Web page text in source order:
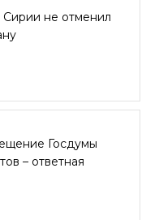
Сирии не отменил
Госдумы
– ответная